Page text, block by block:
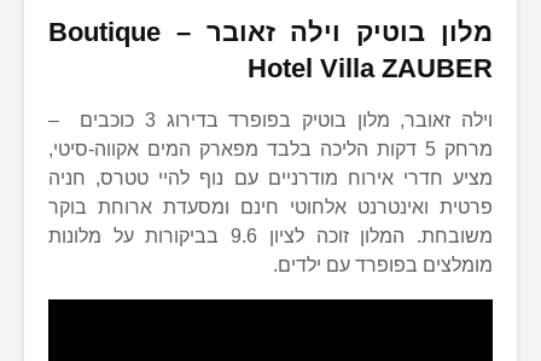
מלון בוטיק וילה זאובר – Boutique
Hotel Villa ZAUBER
וילה זאובר, מלון בוטיק בפופרד בדירוג 3 כוכבים –
מרחק 5 דקות הליכה בלבד מפארק המים אקווה-סיטי,
מציע חדרי אירוח מודרניים עם נוף להיי טטרס, חניה
פרטית ואינטרנט אלחוטי חינם ומסעדת ארוחת בוקר
משובחת. המלון זוכה לציון 9.6 בביקורות על מלונות
מומלצים בפופרד עם ילדים.